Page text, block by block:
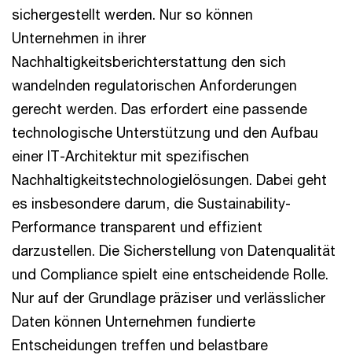
sichergestellt werden. Nur so können
Unternehmen in ihrer
Nachhaltigkeitsberichterstattung den sich
wandelnden regulatorischen Anforderungen
gerecht werden. Das erfordert eine passende
technologische Unterstützung und den Aufbau
einer IT-Architektur mit spezifischen
Nachhaltigkeitstechnologielösungen. Dabei geht
es insbesondere darum, die Sustainability-
Performance transparent und effizient
darzustellen. Die Sicherstellung von Datenqualität
und Compliance spielt eine entscheidende Rolle.
Nur auf der Grundlage präziser und verlässlicher
Daten können Unternehmen fundierte
Entscheidungen treffen und belastbare